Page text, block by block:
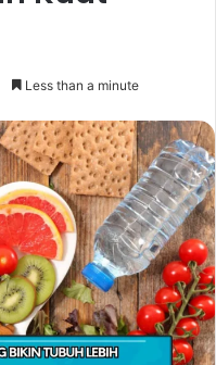
Less than a minute